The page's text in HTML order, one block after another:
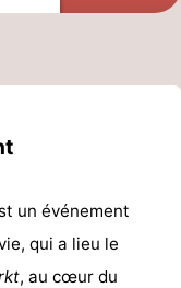
un événement
qui a lieu le
, au cœur du